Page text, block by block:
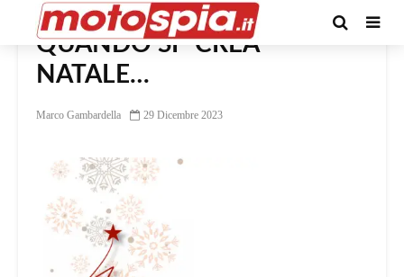
QUANDO SI “CREA”
NATALE…
Marco Gambardella 29 Dicembre 2023